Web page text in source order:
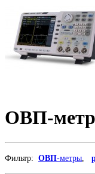
ОВП-
Фильтр: ОВП-метры